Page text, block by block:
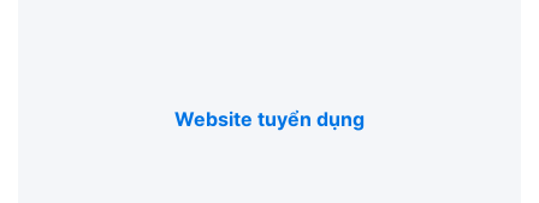
Website tuyển dụng